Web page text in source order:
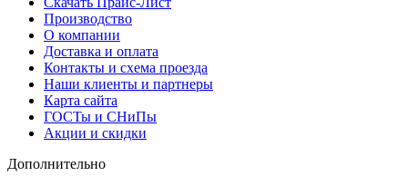
Производство
О компании
Доставка и оплата
Контакты и схема проезда
Наши клиенты и партнеры
Карта сайта
ГОСТы и СНиПы
Акции и скидки
Дополнительно